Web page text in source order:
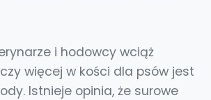
i hodowcy wciąż
więcej w kości dla psów jest
Istnieje opinia, że surowe